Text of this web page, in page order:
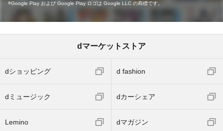
Google Play および Google Play ロゴは Google LLC の商標です。
dマーケットストア
dショッピング d fashion
dミュージック dカーシェア
Lemino dマガジン